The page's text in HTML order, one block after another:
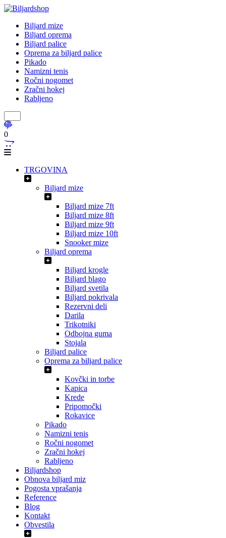
Biljard mize
Biljard oprema
Biljard palice
Oprema za biljard palice
Pikado
Namizni tenis
Ročni nogomet
Zračni hokej
Rabljeno
0
TRGOVINA
Biljard mize
Biljard mize 7ft
Biljard mize 8ft
Biljard mize 9ft
Biljard mize 10ft
Snooker mize
Biljard oprema
Biljard krogle
Biljard blago
Biljard svetila
Biljard pokrivala
Rezervni deli
Darila
Trikotniki
Odbojna guma
Stojala
Biljard palice
Oprema za biljard palice
Kovčki in torbe
Kapica
Krede
Pripomočki
Rokavice
Pikado
Namizni tenis
Ročni nogomet
Zračni hokej
Rabljeno
Biljardshop
Obnova biljard miz
Pogosta vprašanja
Reference
Blog
Kontakt
Obvestila